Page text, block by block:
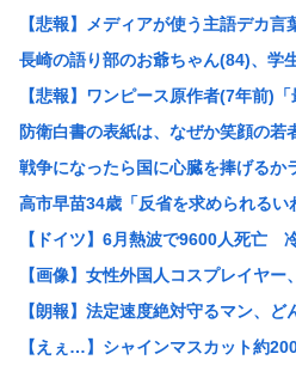
【悲報】メディアが使う主語デカ
長崎の語り部のお爺ちゃん(84)、学
【悲報】ワンピース原作者(7年前)
防衛白書の表紙は、なぜか笑顔の
戦争になったら国に心臓を捧げるか
高市早苗34歳「反省を求められるい
【ドイツ】6月熱波で9600人死亡
【画像】女性外国人コスプレイヤ
【朗報】法定速度絶対守るマン、
【えぇ…】シャインマスカット約